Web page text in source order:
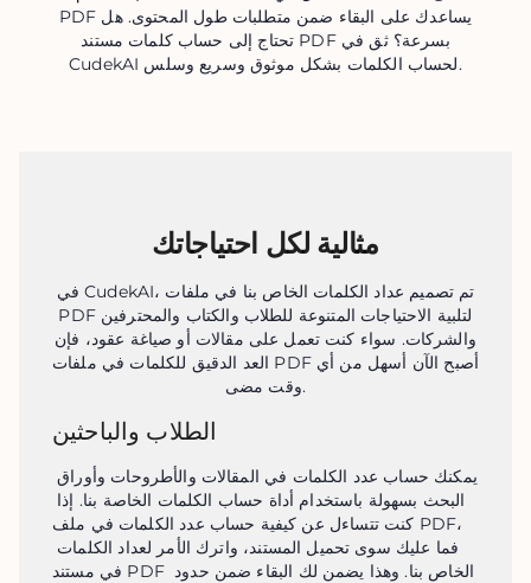
PDF يساعدك على البقاء ضمن متطلبات طول المحتوى. هل
تحتاج إلى حساب كلمات مستند PDF بسرعة؟ ثق في
CudekAI لحساب الكلمات بشكل موثوق وسريع وسلس.
مثالية لكل احتياجاتك
في CudekAI، تم تصميم عداد الكلمات الخاص بنا في ملفات
PDF لتلبية الاحتياجات المتنوعة للطلاب والكتاب والمحترفين
والشركات. سواء كنت تعمل على مقالات أو صياغة عقود، فإن
العد الدقيق للكلمات في ملفات PDF أصبح الآن أسهل من أي
وقت مضى.
الطلاب والباحثين
يمكنك حساب عدد الكلمات في المقالات والأطروحات وأوراق
كنت تتساءل عن كيفية حساب عدد الكلمات في ملف PDF،
في مستند PDF الخاص بنا. وهذا يضمن لك البقاء ضمن حدود